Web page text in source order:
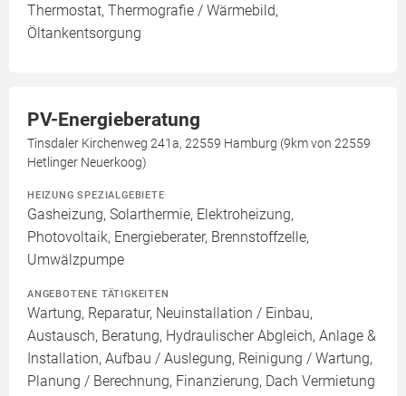
Thermostat, Thermografie / Wärmebild,
Öltankentsorgung
PV-Energieberatung
Tinsdaler Kirchenweg 241a, 22559 Hamburg (9km von 22559
Hetlinger Neuerkoog)
HEIZUNG SPEZIALGEBIETE
Gasheizung, Solarthermie, Elektroheizung,
Photovoltaik, Energieberater, Brennstoffzelle,
Umwälzpumpe
ANGEBOTENE TÄTIGKEITEN
Wartung, Reparatur, Neuinstallation / Einbau,
Austausch, Beratung, Hydraulischer Abgleich, Anlage &
Installation, Aufbau / Auslegung, Reinigung / Wartung,
Planung / Berechnung, Finanzierung, Dach Vermietung